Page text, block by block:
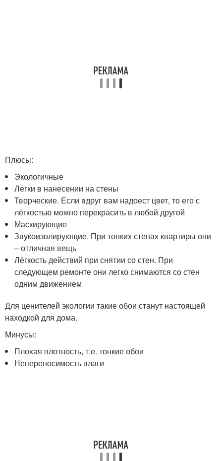
Плюсы:
Экологичные
Легки в нанесении на стены
Творческие. Если вдруг вам надоест цвет, то его с
лёгкостью можно перекрасить в любой другой
Маскирующие
Звукоизолирующие. При тонких стенах квартиры они
– отличная вещь
Лёгкость действий при снятии со стен. При
следующем ремонте они легко снимаются со стен
одним движением
Для ценителей экологии такие обои станут настоящей
находкой для дома.
Минусы:
Плохая плотность, т.е. тонкие обои
Непереносимость влаги